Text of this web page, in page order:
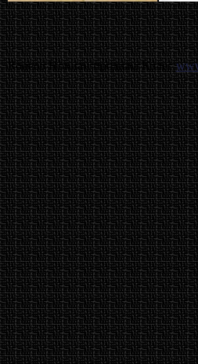
Колесо Нокиан продажа Колес